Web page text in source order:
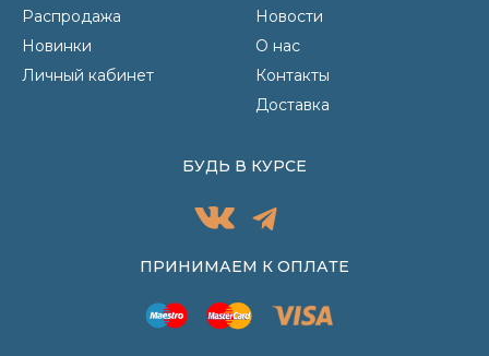
Распродажа
Новинки
Личный кабинет
Новости
О нас
Контакты
Доставка
ПРИНИМАЕМ К ОПЛАТЕ
БУДЬ В КУРСЕ